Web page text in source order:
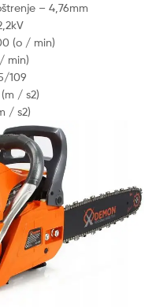
– 4,76mm
(o / min)
min)
109
/ s2)
/ s2)